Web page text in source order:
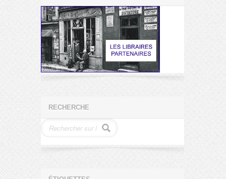
RECHERCHE